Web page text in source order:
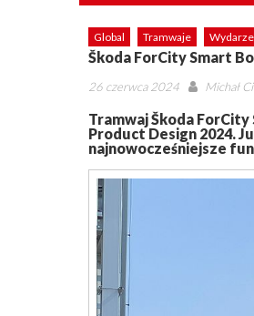
Global Tramwaje
Škoda ForCity Smart
Posted
26 czerwca 2024 Author
Michał
Tramwaj Škoda
Product Design 2024.
najnowocześniejsze